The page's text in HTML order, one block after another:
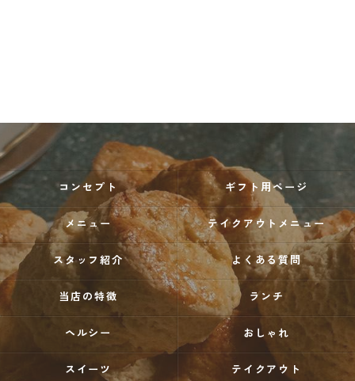
コンセプト ギフト用ページ
メニュー テイクアウトメニュー
スタッフ紹介 よくある質問
当店の特徴 ランチ
ヘルシー おしゃれ
スイーツ テイクアウト